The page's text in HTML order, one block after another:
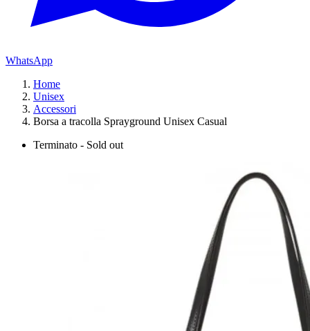
WhatsApp
Home
Unisex
Accessori
Borsa a tracolla Sprayground Unisex Casual
Terminato - Sold out